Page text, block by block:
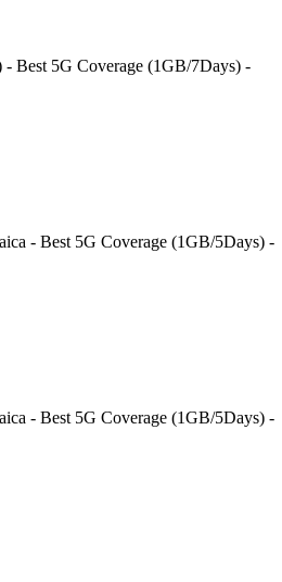
- Best 5G Coverage (1GB/7Days) -
- Best 5G Coverage (1GB/5Days) -
- Best 5G Coverage (1GB/5Days) -